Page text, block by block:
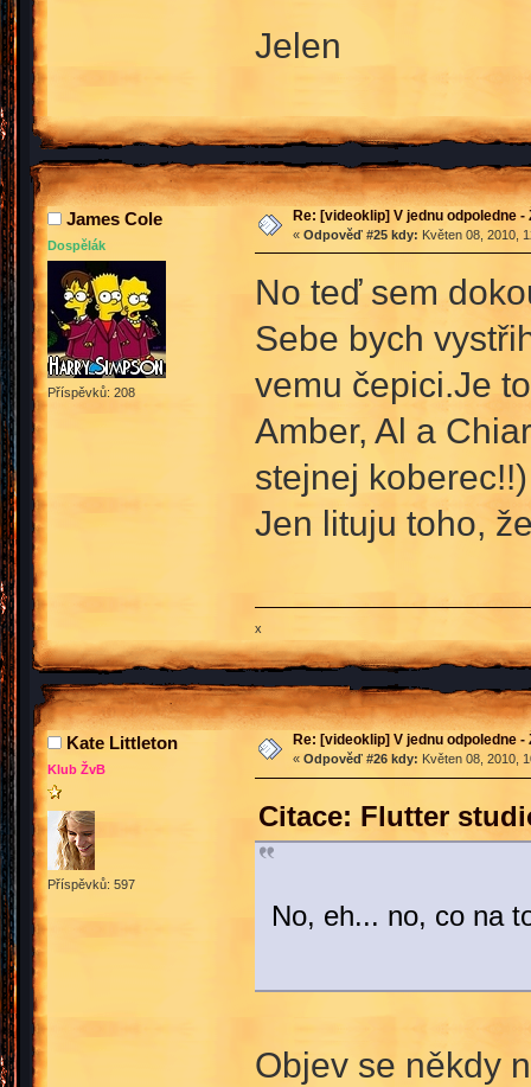
Jelen
James Cole
Dospělák
Příspěvků: 208
Re: [videoklip] V jednu odpoledne
« Odpověď #25 kdy: Květen 08, 2010,
No teď sem
Sebe bych
vemu čepici.Je
Amber, Al a
stejnej koberec!!)
Jen lituju toho,
x
Kate Littleton
Klub ŽvB
Příspěvků: 597
Re: [videoklip] V jednu odpoledne
« Odpověď #26 kdy: Květen 08, 2010,
Citace: Flutter
No, eh... no, co na
Objev se někdy